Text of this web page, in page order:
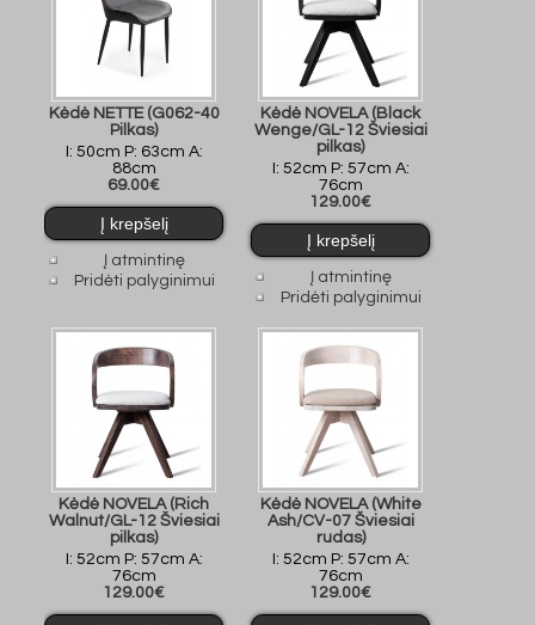
Kėdė NETTE (G062-40
Pilkas)
I: 50cm P: 63cm A:
88cm
69.00€
Į atmintinę
Pridėti palyginimui
Kėdė NOVELA (Black
Wenge/GL-12 Šviesiai
pilkas)
I: 52cm P: 57cm A:
76cm
129.00€
Į atmintinę
Pridėti palyginimui
Kėdė NOVELA (Rich
Walnut/GL-12 Šviesiai
pilkas)
I: 52cm P: 57cm A:
76cm
129.00€
Kėdė NOVELA (White
Ash/CV-07 Šviesiai
rudas)
I: 52cm P: 57cm A:
76cm
129.00€